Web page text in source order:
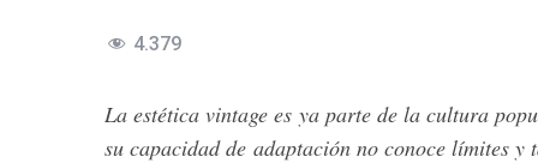
4.379
La estética vintage es ya parte de la cultura
su capacidad de adaptación no conoce límites